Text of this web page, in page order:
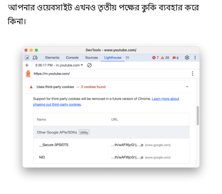
আপনার ওয়েবসাইট এখনও তৃতীয় পক্ষের কুকি ব্যবহার করে
কিনা।